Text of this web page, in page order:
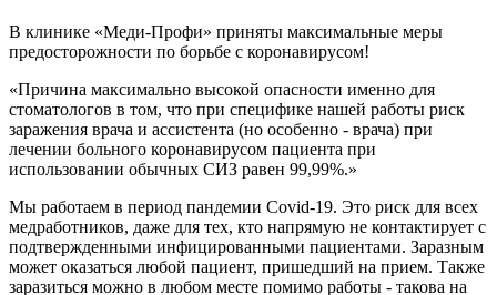
В клинике «Меди-Профи» приняты максимальные меры
предосторожности по борьбе с коронавирусом!
Причина максимально высокой опасности именно для
стоматологов в том, что при специфике нашей работы риск
заражения врача и ассистента (но особенно - врача) при
лечении больного коронавирусом пациента при
использовании обычных СИЗ равен 99,99%.
Мы работаем в период пандемии Covid-19. Это риск для всех
медработников, даже для тех, кто напрямую не контактирует с
подтвержденными инфицированными пациентами. Заразным
может оказаться любой пациент, пришедший на прием. Также
заразиться можно в любом месте помимо работы - такова на